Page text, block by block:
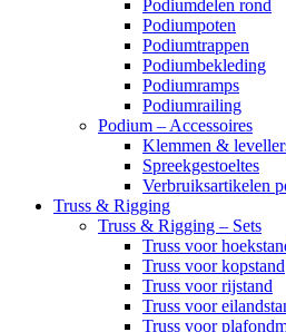
Podiumdelen rond
Podiumpoten
Podiumtrappen
Podiumbekleding
Podiumramps
Podiumrailing
Podium – Accessoires
Klemmen &
Spreekgestoeltes
Verbruiksartikelen
Truss & Rigging
Truss & Rigging – Sets
Truss voor
Truss voor kopstand
Truss voor rijstand
Truss voor
Truss voor